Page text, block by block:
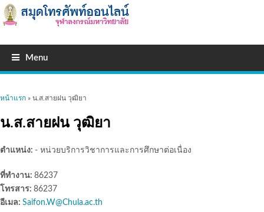
Menu
คุณอยู่ที่นี่
หน้าแรก » น.ส.สายฝน วุฒิยา
น.ส.สายฝน วุฒิยา
ตำแหน่ง: - หน่วยบริการวิชาการและการศึกษาต่อเนื่อง
ที่ทำงาน: 86237
โทรสาร: 86237
อีเมล: Saifon.W@Chula.ac.th